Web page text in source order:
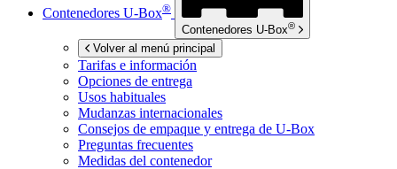
Contenedores U-Box®
Contenedores U-Box®
Volver al menú principal
Tarifas e información
Opciones de entrega
Usos habituales
Mudanzas internacionales
Consejos de empaque y entrega de U-Box
Preguntas frecuentes
Medidas del contenedor